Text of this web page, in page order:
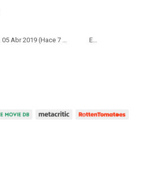
Abr 2019 (Hace 7 años y 4 meses) Estreno